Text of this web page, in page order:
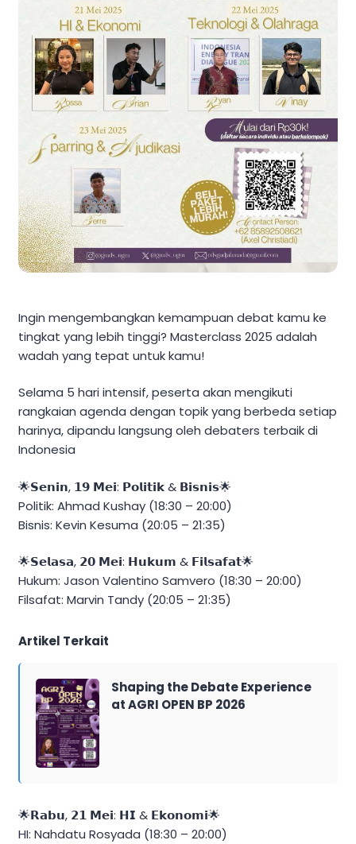
Ingin mengembangkan kemampuan debat kamu ke
tingkat yang lebih tinggi? Masterclass 2025 adalah
wadah yang tepat untuk kamu!
Selama 5 hari intensif, peserta akan mengikuti
rangkaian agenda dengan topik yang berbeda setiap
harinya, dipandu langsung oleh debaters terbaik di
Indonesia
🌟𝗦𝗲𝗻𝗶𝗻, 𝟭𝟵 𝗠𝗲𝗶: 𝗣𝗼𝗹𝗶𝘁𝗶𝗸 & 𝗕𝗶𝘀𝗻𝗶𝘀🌟
Politik: Ahmad Kushay (18:30 – 20:00)
Bisnis: Kevin Kesuma (20:05 – 21:35)
🌟𝗦𝗲𝗹𝗮𝘀𝗮, 𝟮𝟬 𝗠𝗲𝗶: 𝗛𝘂𝗸𝘂𝗺 & 𝗙𝗶𝗹𝘀𝗮𝗳𝗮𝘁🌟
Hukum: Jason Valentino Samvero (18:30 – 20:00)
Filsafat: Marvin Tandy (20:05 – 21:35)
Artikel Terkait
Shaping the Debate Experience
at AGRI OPEN BP 2026
🌟𝗥𝗮𝗯𝘂, 𝟮𝟭 𝗠𝗲𝗶: 𝗛𝗜 & 𝗘𝗸𝗼𝗻𝗼𝗺𝗶🌟
HI: Nahdatu Rosyada (18:30 – 20:00)